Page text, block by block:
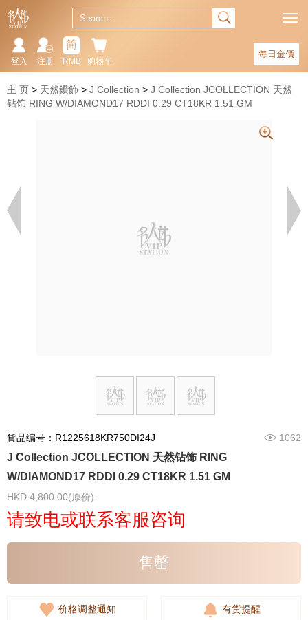
每日金價
购物车
简
RMB
注册
登入
主 页 天然鑽飾 J Collection
J Collection JCOLLECTION 天然
钻饰 RING W/DIAMOND17 RDDI 0.29 CT18KR 1.51 GM
貨品编号：R1225618KR750DI24J 1062
J Collection JCOLLECTION 天然钻饰 RING
W/DIAMOND17 RDDI 0.29 CT18KR 1.51 GM
HKD 4,800.00(原价)
请致电或联系客服咨询
售罄
价格调整通知 有货提醒